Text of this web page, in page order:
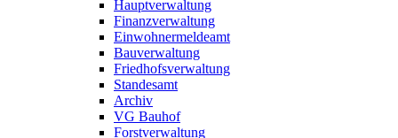
Hauptverwaltung
Finanzverwaltung
Einwohnermeldeamt
Bauverwaltung
Friedhofsverwaltung
Standesamt
Archiv
VG Bauhof
Forstverwaltung